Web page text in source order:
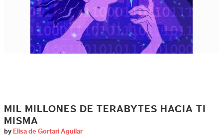
MIL MILLONES DE TERABYTES HACIA TI
MISMA
by Elisa de Gortari Aguilar